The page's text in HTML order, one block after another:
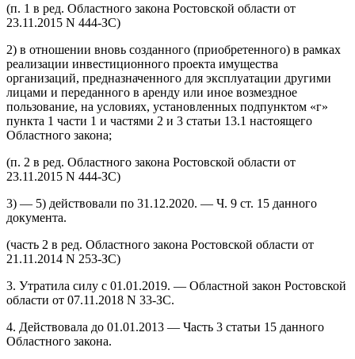
(п. 1 в ред. Областного закона Ростовской области от
23.11.2015 N 444-ЗС)
2) в отношении вновь созданного (приобретенного) в рамках
реализации инвестиционного проекта имущества
организаций, предназначенного для эксплуатации другими
лицами и переданного в аренду или иное возмездное
пользование, на условиях, установленных подпунктом «г»
пункта 1 части 1 и частями 2 и 3 статьи 13.1 настоящего
Областного закона;
(п. 2 в ред. Областного закона Ростовской области от
23.11.2015 N 444-ЗС)
3) — 5) действовали по 31.12.2020. — Ч. 9 ст. 15 данного
документа.
(часть 2 в ред. Областного закона Ростовской области от
21.11.2014 N 253-ЗС)
3. Утратила силу с 01.01.2019. — Областной закон Ростовской
области от 07.11.2018 N 33-ЗС.
4. Действовала до 01.01.2013 — Часть 3 статьи 15 данного
Областного закона.